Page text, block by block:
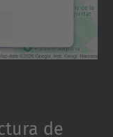
de